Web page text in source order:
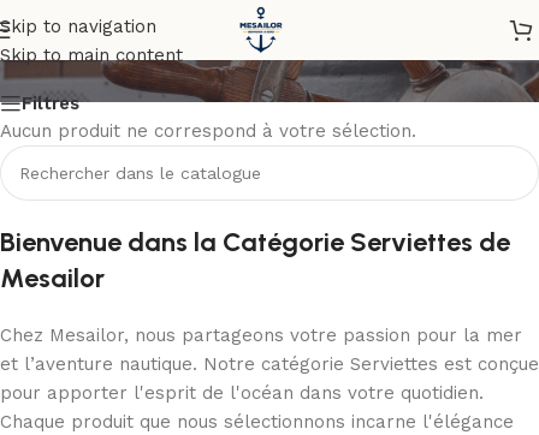
Skip to navigation
Skip to main content
Serviettes
Filtres
Aucun produit ne correspond à votre sélection.
Bienvenue dans la Catégorie Serviettes de
Mesailor
Chez Mesailor, nous partageons votre passion pour la mer
et l’aventure nautique. Notre catégorie Serviettes est conçue
pour apporter l'esprit de l'océan dans votre quotidien.
Chaque produit que nous sélectionnons incarne l'élégance